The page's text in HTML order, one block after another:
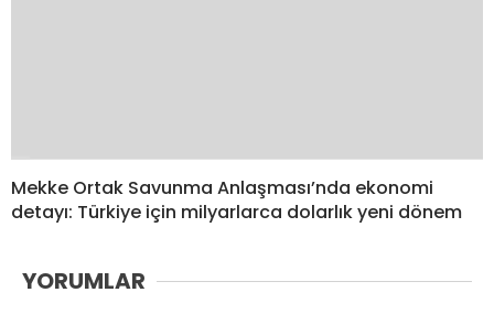
Mekke Ortak Savunma Anlaşması’nda ekonomi
detayı: Türkiye için milyarlarca dolarlık yeni dönem
YORUMLAR